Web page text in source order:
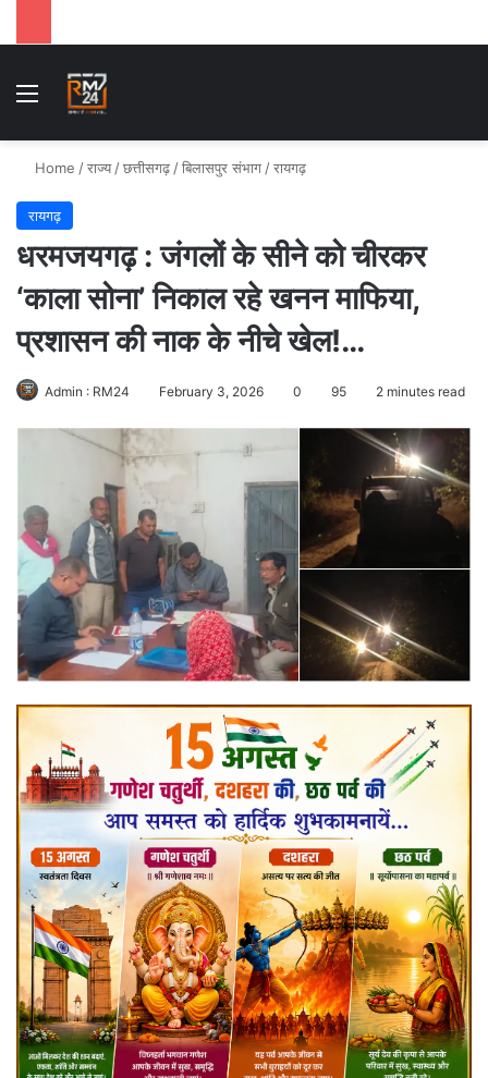
Menu
Home /राज्य /छत्तीसगढ़ /बिलासपुर संभाग /रायगढ़
रायगढ़
धरमजयगढ़ : जंगलों के सीने को चीरकर
‘काला सोना’ निकाल रहे खनन माफिया,
प्रशासन की नाक के नीचे खेल!…
Admin : RM24 February 3, 2026 0 95 2 minutes read